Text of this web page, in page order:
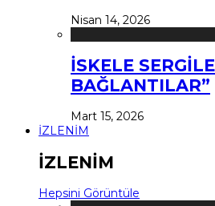
Nisan 14, 2026
İSKELE
BAĞLANTILAR”
Mart 15, 2026
İZLENİM
İZLENİM
Hepsini Görüntüle